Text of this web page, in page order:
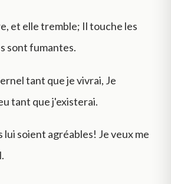
et elle tremble; Il touche les
sont fumantes.
tant que je vivrai, Je
tant que j'existerai.
lui soient agréables! Je veux me